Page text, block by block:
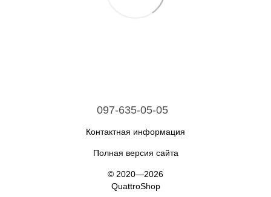
097-635-05-05
Контактная информация
Полная версия сайта
© 2020—2026
QuattroShop